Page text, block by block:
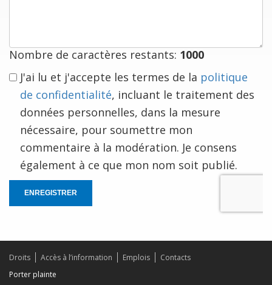
Nombre de caractères restants: 1000
J'ai lu et j'accepte les termes de la politique
de confidentialité, incluant le traitement des
données personnelles, dans la mesure
nécessaire, pour soumettre mon
commentaire à la modération. Je consens
également à ce que mon nom soit publié.
ENREGISTRER
Droits Accès à l’information Emplois
Contacts
Porter plainte